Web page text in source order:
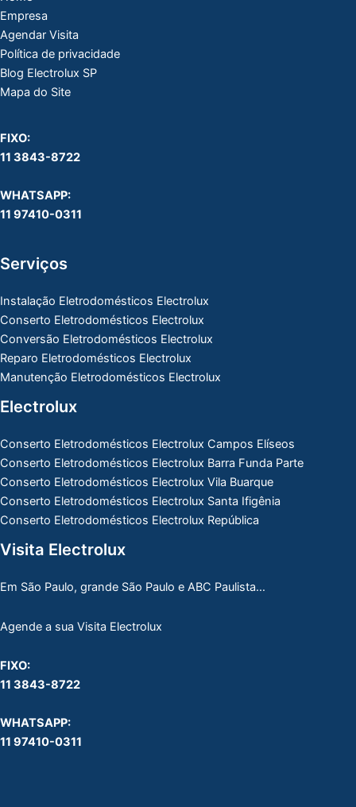
Empresa
Agendar Visita
Política de privacidade
Blog Electrolux SP
Mapa do Site
FIXO:
11 3843-8722
WHATSAPP:
11 97410-0311
Serviços
Instalação Eletrodomésticos Electrolux
Conserto Eletrodomésticos Electrolux
Conversão Eletrodomésticos Electrolux
Reparo Eletrodomésticos Electrolux
Manutenção Eletrodomésticos Electrolux
Electrolux
Conserto Eletrodomésticos Electrolux Campos Elíseos
Conserto Eletrodomésticos Electrolux Barra Funda Parte
Conserto Eletrodomésticos Electrolux Vila Buarque
Conserto Eletrodomésticos Electrolux Santa Ifigênia
Conserto Eletrodomésticos Electrolux República
Visita Electrolux
Em São Paulo, grande São Paulo e ABC Paulista…
Agende a sua Visita Electrolux
FIXO:
11 3843-8722
WHATSAPP:
11 97410-0311